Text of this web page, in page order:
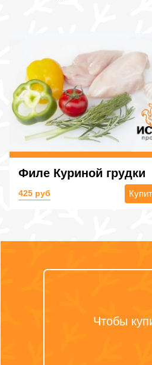
Филе Куриной грудки
425 руб
Чтобы